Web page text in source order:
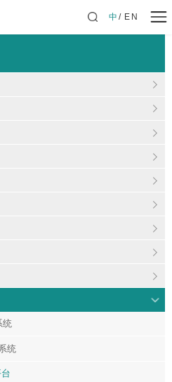
中 EN
统
统